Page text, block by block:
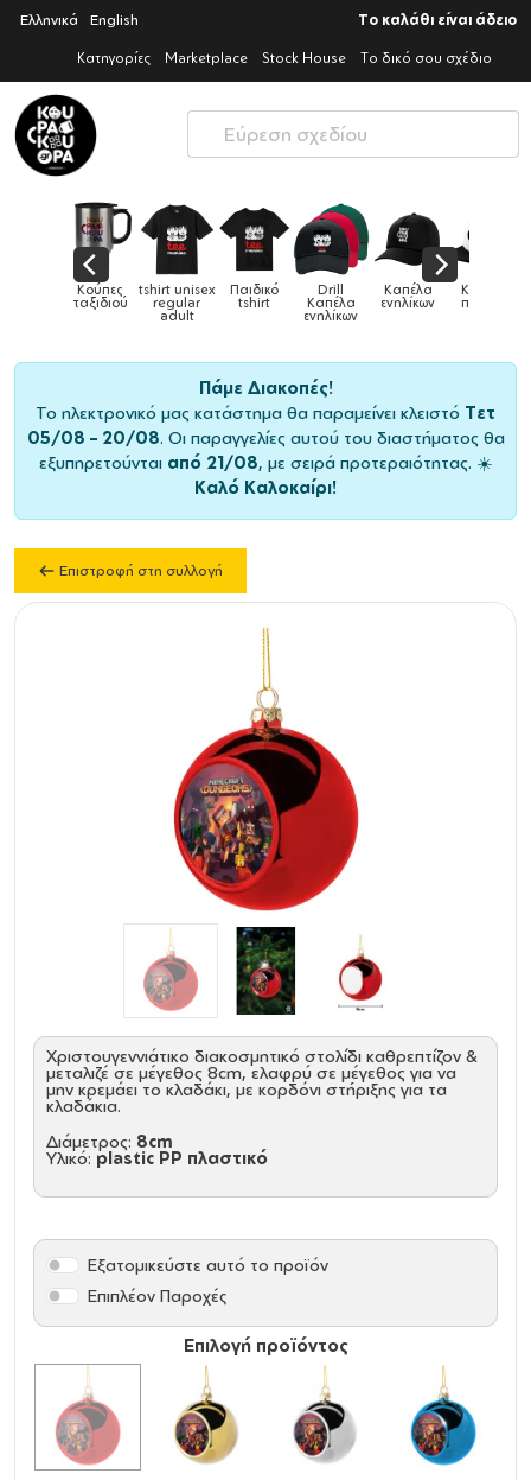
Ελληνικά English Το καλάθι είναι άδειο
Κατηγορίες Marketplace Stock House Το δικό σου σχέδιο
Παιδικό
tshirt
Drill
Καπέλα
ενηλίκων
Καπέλα
ενηλίκων
Καπέλα
παιδικά Κούπες
Πάμε Διακοπές!
Το ηλεκτρονικό μας κατάστημα θα παραμείνει κλειστό Τετ
05/08 – 20/08. Οι παραγγελίες αυτού του διαστήματος θα
εξυπηρετούνται από 21/08, με σειρά προτεραιότητας. ☀️
Καλό Καλοκαίρι!
Επιστροφή στη συλλογή
Χριστουγεννιάτικο διακοσμητικό στολίδι καθρεπτίζον &
μεταλιζέ σε μέγεθος 8cm, ελαφρύ σε μέγεθος για να
μην κρεμάει το κλαδάκι, με κορδόνι στήριξης για τα
κλαδάκια.
Διάμετρος: 8cm
Υλικό: plastic PP πλαστικό
Επιλογή προϊόντος
Εξατομικεύστε αυτό το προϊόν
Επιπλέον Παροχές